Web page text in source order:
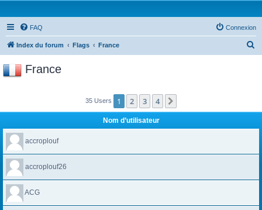
FAQ Connexion
Index du forum Flags France
r
c
e
France
35 Users 1 2 3 4
Nom d’utilisateur
accroplouf
accroplouf26
ACG